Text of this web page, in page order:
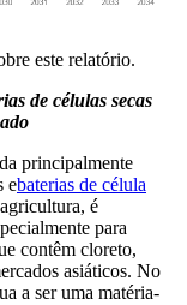
este relatório.
de células secas
principalmente
ebaterias de célula
é
para
contêm cloreto,
asiáticos. No
a ser uma matéria-